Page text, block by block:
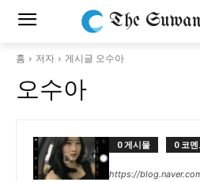
The
홈 저자 게시글 오수아
오수아
0 게시물 0 코
https://